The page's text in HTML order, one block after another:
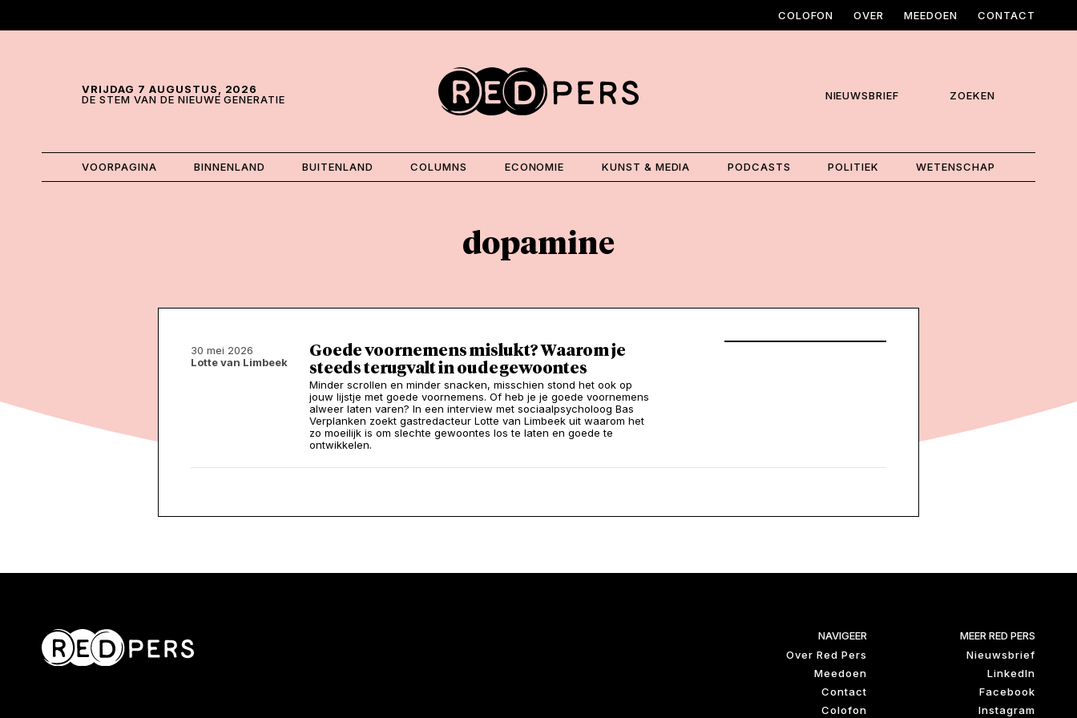
COLOFON OVER MEEDOEN CONTACT
VRIJDAG 7 AUGUSTUS, 2026
DE STEM VAN DE NIEUWE GENERATIE
NIEUWSBRIEF ZOEKEN
VOORPAGINA BINNENLAND BUITENLAND COLUMNS ECONOMIE KUNST & MEDIA PODCASTS POLITIEK WETENSCHAP
dopamine
30 mei 2026
Lotte van Limbeek
Goede voornemens mislukt? Waarom je
steeds terugvalt in oude gewoontes
Minder scrollen en minder snacken, misschien stond het ook op
jouw lijstje met goede voornemens. Of heb je je goede voornemens
alweer laten varen? In een interview met sociaalpsycholoog Bas
Verplanken zoekt gastredacteur Lotte van Limbeek uit waarom het
zo moeilijk is om slechte gewoontes los te laten en goede te
ontwikkelen.
NAVIGEER
Over Red Pers
Meedoen
Contact
Colofon
MEER RED PERS
Nieuwsbrief
LinkedIn
Facebook
Instagram